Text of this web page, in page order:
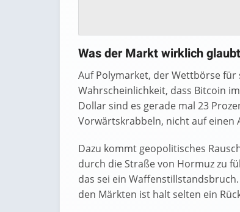
Was der Markt wirklich glaubt
Auf Polymarket, der Wettbörse für
Wahrscheinlichkeit, dass Bitcoin
Dollar sind es gerade mal 23
Vorwärtskrabbeln, nicht auf einen
Dazu kommt geopolitisches
durch die Straße von Hormuz zu
das sei ein
den Märkten ist halt selten ein